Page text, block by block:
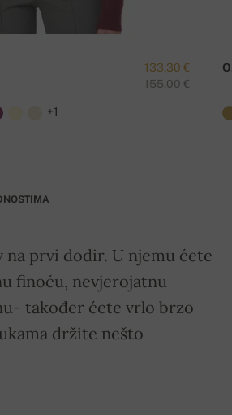
133,30 €
155,00 €
+1
na prvi dodir. U njemu ćete
finoću, nevjerojatnu
također ćete vrlo brzo
držite nešto